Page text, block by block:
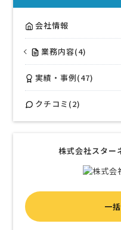
会社情報
業務内容(4)
実績・事例(47)
クチコミ(2)
株式会社スター
一